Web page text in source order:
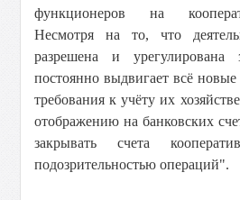
функционеров на
Несмотря на то, что
разрешена и урегулирована
постоянно выдвигает всё
требования к учёту их
отображению на банковских
закрывать счета
подозрительностью операций".